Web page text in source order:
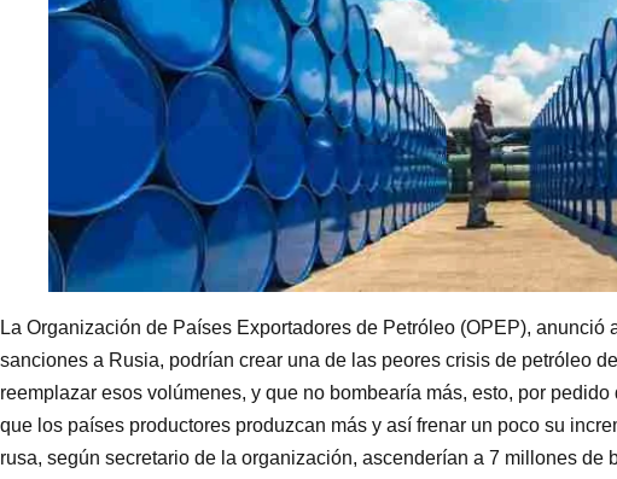
La Organización de Países Exportadores de Petróleo (OPEP), anunció
sanciones a Rusia, podrían crear una de las peores crisis de petróleo
reemplazar esos volúmenes, y que no bombearía más, esto, por
que los países productores produzcan más y así frenar un poco su
rusa, según secretario de la organización, ascenderían a 7 millones de